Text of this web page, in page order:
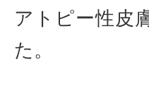
アトピー性皮
た。